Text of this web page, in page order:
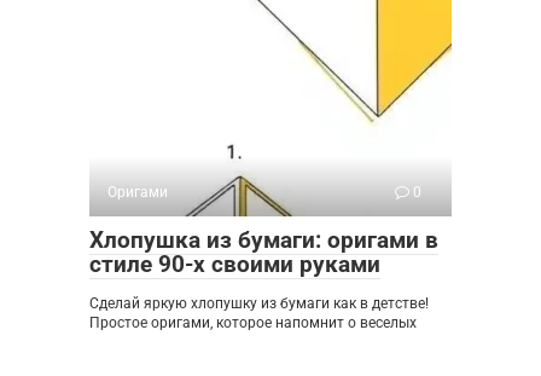
Оригами 0
Хлопушка из бумаги: оригами в
стиле 90-х своими руками
Сделай яркую хлопушку из бумаги как в детстве!
Простое оригами, которое напомнит о веселых